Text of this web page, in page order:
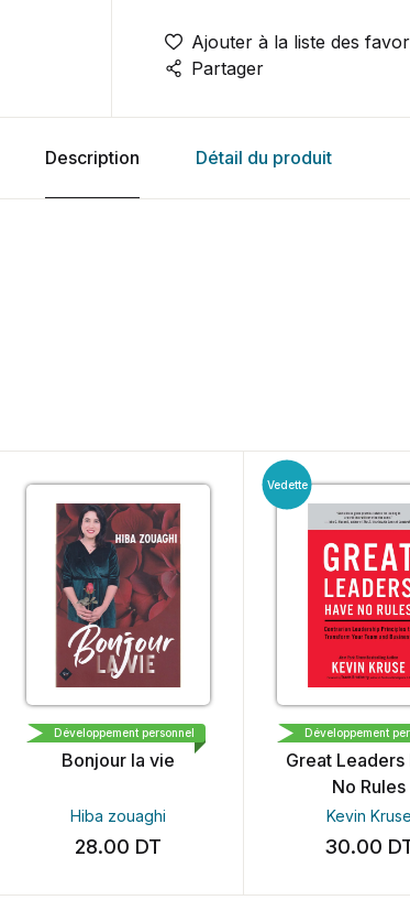
Ajouter à la liste des
Partager
Description Détail du produit
نحن للإبداع و النشر و التوزيع
Bonjour la vie
Hiba zouaghi
28.00DT
Développement personnel
Vedette
RODALE
Great Leaders
No Rules
Kevin Kruse
30.00DT
Développement personnel